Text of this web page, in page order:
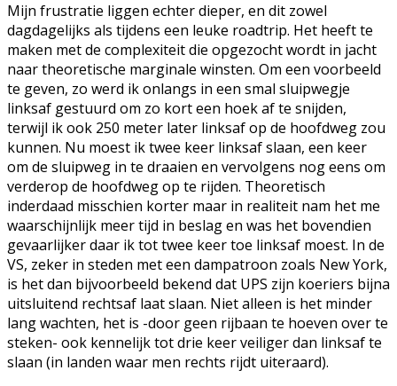
Mijn frustratie liggen echter dieper, en dit zowel
dagdagelijks als tijdens een leuke roadtrip. Het heeft te
maken met de complexiteit die opgezocht wordt in jacht
naar theoretische marginale winsten. Om een voorbeeld
te geven, zo werd ik onlangs in een smal sluipwegje
linksaf gestuurd om zo kort een hoek af te snijden,
terwijl ik ook 250 meter later linksaf op de hoofdweg zou
kunnen. Nu moest ik twee keer linksaf slaan, een keer
om de sluipweg in te draaien en vervolgens nog eens om
verderop de hoofdweg op te rijden. Theoretisch
inderdaad misschien korter maar in realiteit nam het me
waarschijnlijk meer tijd in beslag en was het bovendien
gevaarlijker daar ik tot twee keer toe linksaf moest. In de
VS, zeker in steden met een dampatroon zoals New York,
is het dan bijvoorbeeld bekend dat UPS zijn koeriers bijna
uitsluitend rechtsaf laat slaan. Niet alleen is het minder
lang wachten, het is -door geen rijbaan te hoeven over te
steken- ook kennelijk tot drie keer veiliger dan linksaf te
slaan (in landen waar men rechts rijdt uiteraard).